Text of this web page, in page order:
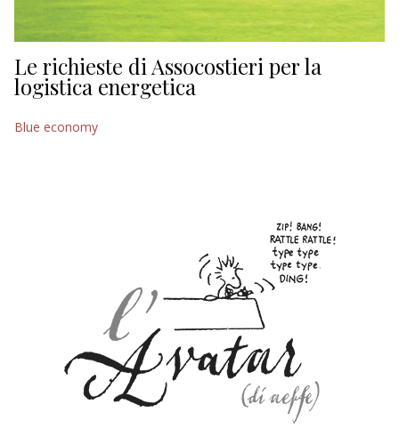
Le richieste di Assocostieri per la
logistica energetica
Blue economy